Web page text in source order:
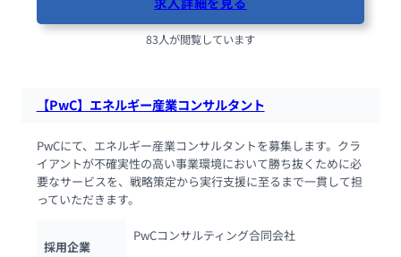
83人が閲覧しています
【PwC】エネルギー産業コンサルタント
PwCにて、エネルギー産業コンサルタントを募集します。クラ
イアントが不確実性の高い事業環境において勝ち抜くために必
要なサービスを、戦略策定から実行支援に至るまで一貫して担
っていただきます。
採用企業
PwCコンサルティング合同会社